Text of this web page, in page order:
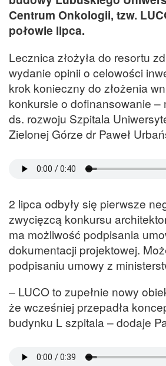
Centrum Onkologii, tzw.
połowie lipca.
Lecznica złożyła do resortu
wydanie opinii o celowości
krok konieczny do złożenia
konkursie o dofinansowanie –
ds. rozwoju Szpitala
Zielonej Górze dr Paweł
2 lipca odbyły się pierwsze
zwycięzcą konkursu
ma możliwość podpisania
dokumentacji projektowej.
podpisaniu umowy z
– LUCO to zupełnie nowy
że wcześniej przepadła
budynku L szpitala – dodaje